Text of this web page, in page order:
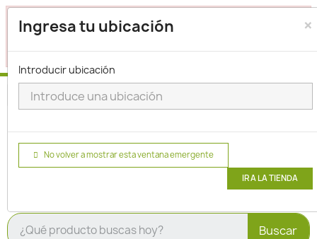
Seleccione su ubicación para que podamos verificar si
actualmente prestamos servicio en su área.
aquípara seleccionar una ubicación.
×
Ingresa tu ubicación
Introducir ubicación
No volver a mostrar esta ventana emergente
IR A LA TIENDA
Buscar